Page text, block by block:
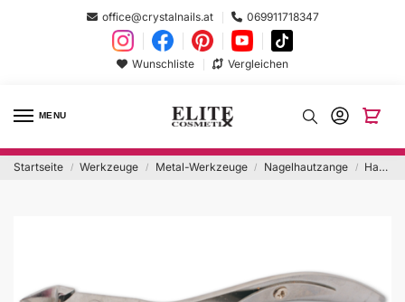
office@crystalnails.at 069911718347
Wunschliste Vergleichen
MENU
Startseite / Werkzeuge / Metal-Werkzeuge / Nagelhautzange / Hautzange